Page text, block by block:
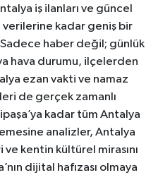
iş ilanları ve güncel
verilerine kadar geniş bir
haber değil; günlük
hava durumu, ilçelerden
ezan vakti ve namaz
de gerçek zamanlı
kadar tüm Antalya
analizler, Antalya
kentin kültürel mirasını
dijital hafızası olmaya